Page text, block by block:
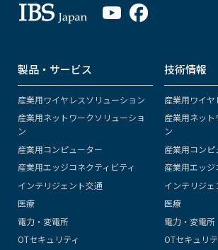
製品・サービス
産業用ワイヤレスソリューション
産業用ネットワークソリューショ
ン
産業用コンピューター
産業用エッジコネクティビティ
インテリジェント交通
医療
電力・変電所
OTセキュリティ
技術情報
産業用ワイ
産業用ネット
ン
産業用コンピ
産業用エッジ
インテリジェ
医療
電力・変電所
OTセキュリ